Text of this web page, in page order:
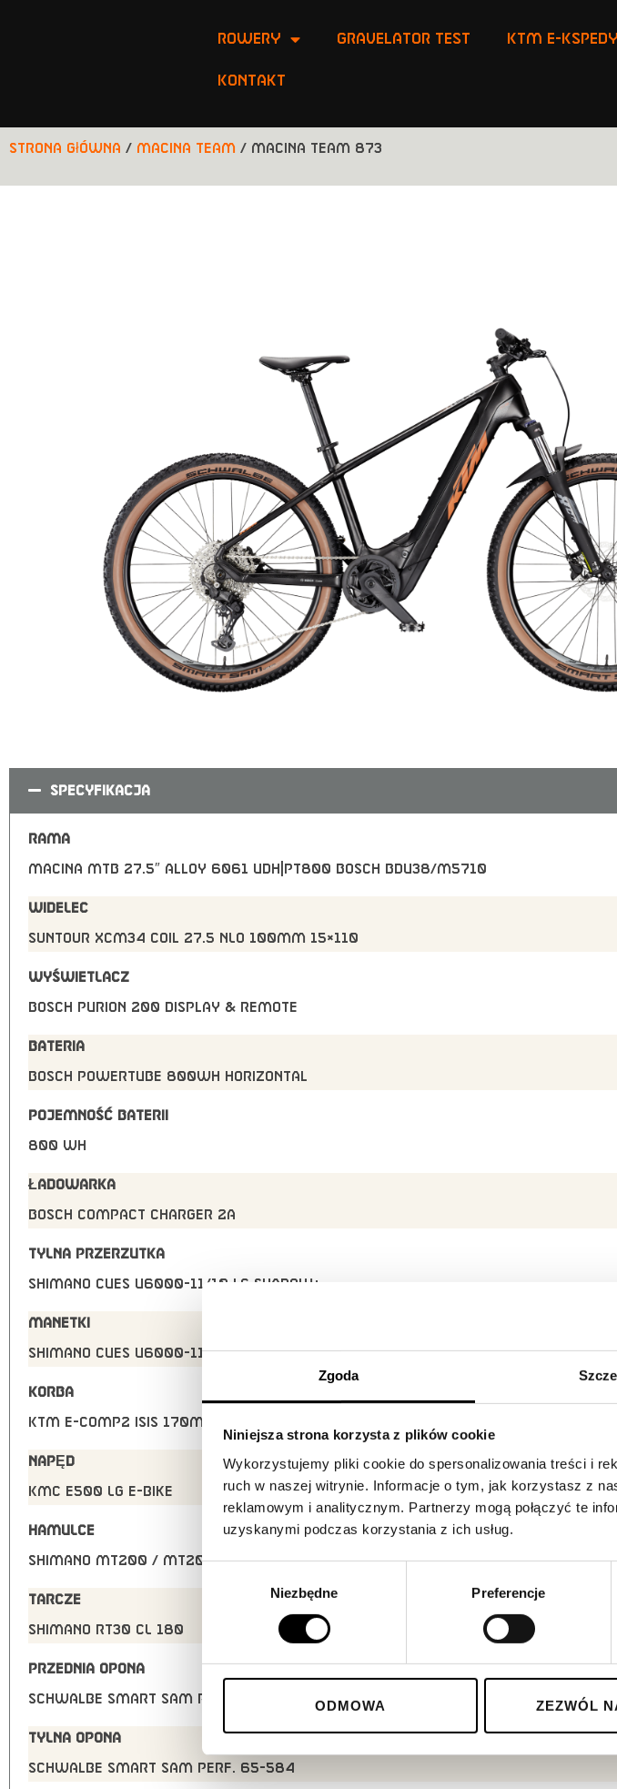
Zgoda
Niniejsza strona korzysta z plików cookie
Wykorzystujemy pliki cookie do spersonalizowania treści i
ruch w naszej witrynie. Informacje o tym, jak korzystasz z
reklamowym i analitycznym. Partnerzy mogą połączyć te
uzyskanymi podczas korzystania z ich usług.
Niezbędne Preferencje
ODMOWA ZEZWÓL
ROWERY Gravelator Test KTM E-
Kontakt
Strona główna / Macina Team / MACINA TEAM 873
SPECYFIKACJA
RAMA
Macina MTB 27.5″ Alloy 6061 UDH|PT800 Bosch BDU38/M5710
WIDELEC
Suntour XCM34 coil 27.5 NLO 100mm 15×110
WYŚWIETLACZ
Bosch PURION 200 Display & Remote
BATERIA
Bosch PowerTUBE 800Wh horizontal
POJEMNOŚĆ BATERII
800 Wh
ŁADOWARKA
Bosch COMPACT Charger 2A
TYLNA PRZERZUTKA
Shimano CUES U6000-11/10 LG shadow+
MANETKI
Shimano CUES U6000-11 display
KORBA
KTM E-COMP2 ISIS 170mm Q8
NAPĘD
KMC e500 LG e-bike
HAMULCE
Shimano MT200 / MT200 2-Piston
TARCZE
Shimano RT30 CL 180
PRZEDNIA OPONA
Schwalbe Smart Sam Perf. 65-584
TYLNA OPONA
Schwalbe Smart Sam Perf. 65-584